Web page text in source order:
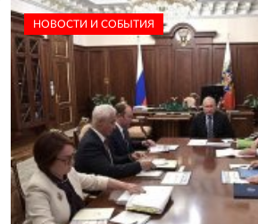
НОВОСТИ И СОБЫТИЯ